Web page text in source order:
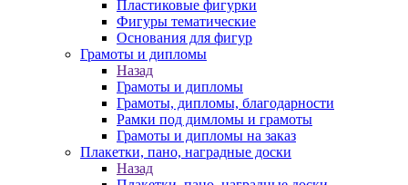
Пластиковые фигурки
Фигуры тематические
Основания для фигур
Грамоты и дипломы
Назад
Грамоты и дипломы
Грамоты, дипломы, благодарности
Рамки под димломы и грамоты
Грамоты и дипломы на заказ
Плакетки, пано, наградные доски
Назад